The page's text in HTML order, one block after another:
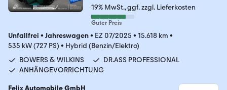
19% MwSt. ggf. zzgl. Lieferkosten
Guter Preis
Unfallfrei • Jahreswagen• EZ 07/2025 • 15.618 km •
535 kW (727 PS) • Hybrid (Benzin/Elektro)
BOWERS & WILKINS
DR.ASS PROFESSIONAL
ANHÄNGEVORRICHTUNG
Felix Automobile GmbH